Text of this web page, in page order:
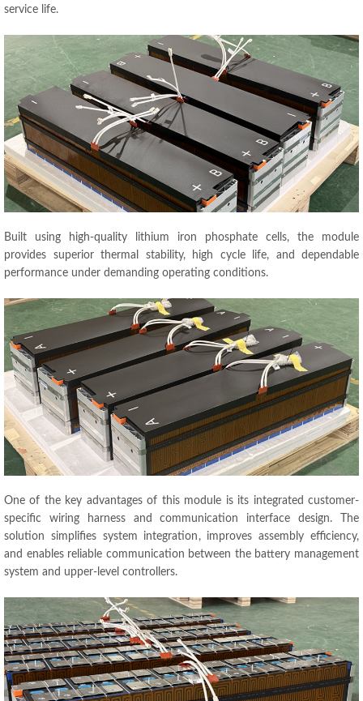
service life.
Built using high-quality lithium iron phosphate cells, the module
provides superior thermal stability, high cycle life, and dependable
performance under demanding operating conditions.
One of the key advantages of this module is its integrated customer-
specific wiring harness and communication interface design.
The
solution simplifies system integration , improves assembly efficiency,
and enables reliable communication between the battery management
system and upper-level controllers.